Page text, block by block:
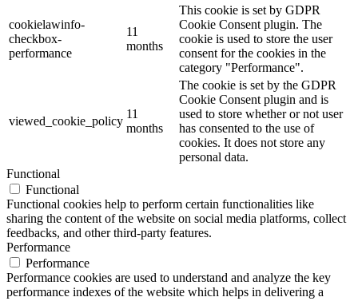
cookielawinfo-
checkbox-
performance
11
months
This cookie is set by GDPR
Cookie Consent plugin. The
cookie is used to store the user
consent for the cookies in the
category "Performance".
viewed_cookie_policy
11
months
The cookie is set by the GDPR
Cookie Consent plugin and is
used to store whether or not user
has consented to the use of
cookies. It does not store any
personal data.
Functional
Functional
Functional cookies help to perform certain functionalities like
sharing the content of the website on social media platforms, collect
feedbacks, and other third-party features.
Performance
Performance
Performance cookies are used to understand and analyze the key
performance indexes of the website which helps in delivering a